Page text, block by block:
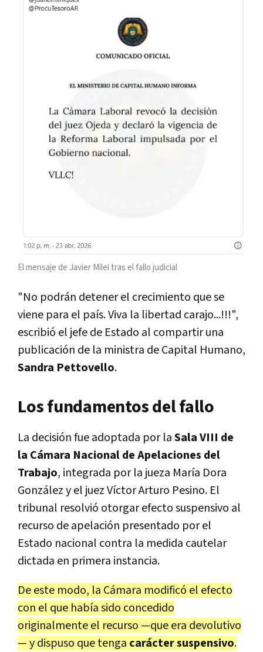
El mensaje de Javier Milei tras el fallo judicial
"No podrán detener el crecimiento que se
viene para el país. Viva la libertad carajo...!!!",
escribió el jefe de Estado al compartir una
publicación de la ministra de Capital Humano,
Sandra Pettovello.
Los fundamentos del fallo
La decisión fue adoptada por laSala VIII de
la Cámara Nacional de Apelaciones del
Trabajo, integrada por la jueza María Dora
González y el juez Víctor Arturo Pesino. El
tribunal resolvió otorgar efecto suspensivo al
recurso de apelación presentado por el
Estado nacional contra la medida cautelar
dictada en primera instancia.
De este modo, la Cámara modificó el efecto
con el que había sido concedido
originalmente el recurso —que era devolutivo
— y dispuso que tenga carácter suspensivo.